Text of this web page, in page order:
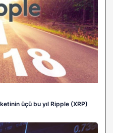
üçü bu yıl Ripple (XRP)